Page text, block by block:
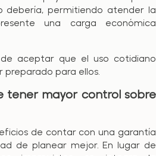
debería, permitiendo atender la
una carga económica
aceptar que el uso cotidiano
preparado para ellos.
tener mayor control sobre
de contar con una garantía
de planear mejor. En lugar de